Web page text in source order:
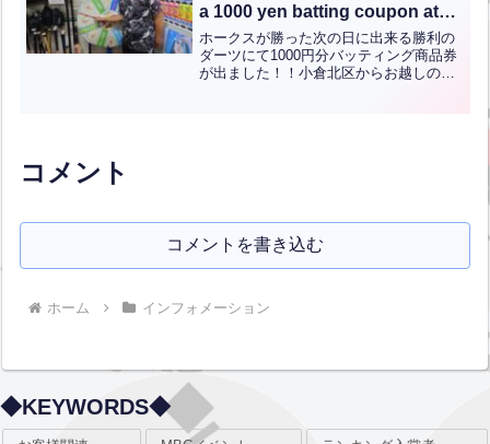
a 1000 yen batting coupon at
the Victory Darts!(英中翻訳)
ホークスが勝った次の日に出来る勝利の
ダーツにて1000円分バッティング商品券
が出ました！！小倉北区からお越しの竹
コメント
コメントを書き込む
ホーム インフォメーション
◆KEYWORDS◆